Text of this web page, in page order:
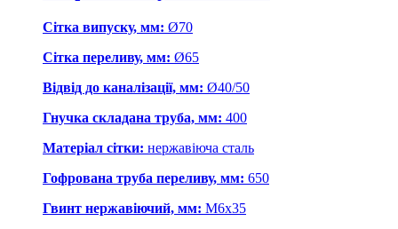
Сітка випуску, мм: Ø70
Сітка переливу, мм: Ø65
Відвід до каналізації, мм: Ø40/50
Гнучка складана труба, мм: 400
Матеріал сітки: нержавіюча сталь
Гофрована труба переливу, мм: 650
Гвинт нержавіючий, мм: М6х35